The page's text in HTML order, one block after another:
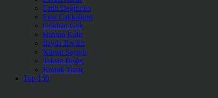
Fatih Değirmen
Fırat Çakkalkurt
Gökhan Gök
Haktan Kalır
İlayda Bıyıklı
Kürşat Saygılı
Teksin Begeç
Konuk Yazar
Top 150